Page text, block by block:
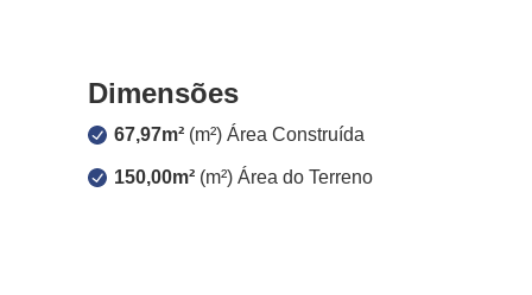
Dimensões
67,97m² (m²) Área Construída
150,00m² (m²) Área do Terreno